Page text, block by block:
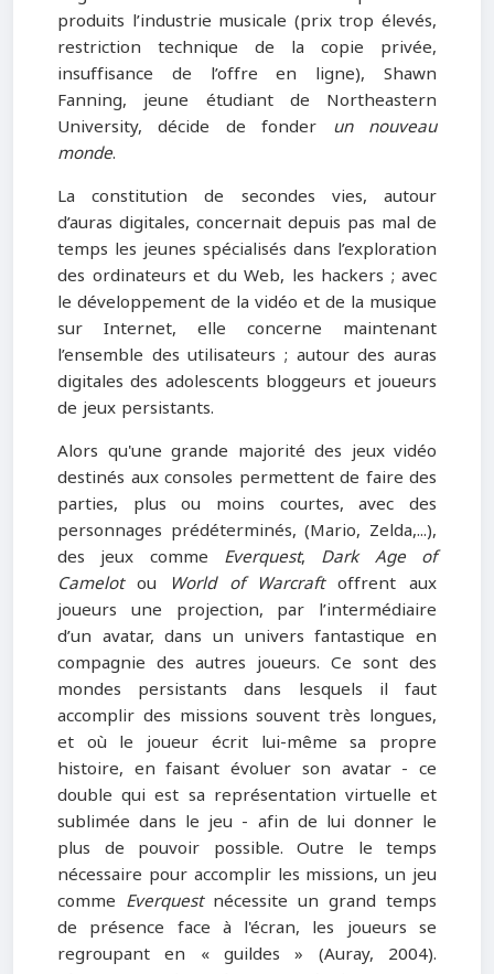
produits l’industrie musicale (prix trop élevés,
restriction technique de la copie privée,
insuffisance de l’offre en ligne), Shawn
Fanning, jeune étudiant de Northeastern
University, décide de fonder un nouveau
monde.
La constitution de secondes vies, autour
d’auras digitales, concernait depuis pas mal de
temps les jeunes spécialisés dans l’exploration
des ordinateurs et du Web, les hackers ; avec
le développement de la vidéo et de la musique
sur Internet, elle concerne maintenant
l’ensemble des utilisateurs ; autour des auras
digitales des adolescents bloggeurs et joueurs
de jeux persistants.
Alors qu'une grande majorité des jeux vidéo
destinés aux consoles permettent de faire des
parties, plus ou moins courtes, avec des
personnages prédéterminés, (Mario, Zelda,...),
des jeux comme Everquest, Dark Age of
Camelotou World of Warcraftoffrent aux
joueurs une projection, par l’intermédiaire
d’un avatar, dans un univers fantastique en
compagnie des autres joueurs. Ce sont des
mondes persistants dans lesquels il faut
accomplir des missions souvent très longues,
et où le joueur écrit lui-même sa propre
histoire, en faisant évoluer son avatar - ce
double qui est sa représentation virtuelle et
sublimée dans le jeu - afin de lui donner le
plus de pouvoir possible. Outre le temps
nécessaire pour accomplir les missions, un jeu
comme Everquestnécessite un grand temps
de présence face à l'écran, les joueurs se
regroupant en « guildes » (Auray, 2004).